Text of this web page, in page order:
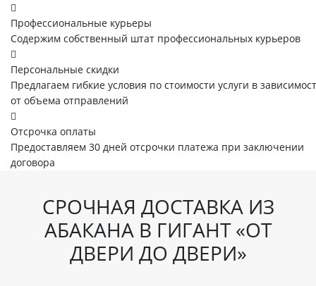
Профессиональные курьеры
Содержим собственный штат профессиональных курьеров
Персональные скидки
Предлагаем гибкие условия по стоимости услуги в
от объема отправлений
Отсрочка оплаты
Предоставляем 30 дней отсрочки платежа при заключении
договора
СРОЧНАЯ ДОСТАВКА ИЗ
АБАКАНА В ГИГАНТ «ОТ
ДВЕРИ ДО ДВЕРИ»